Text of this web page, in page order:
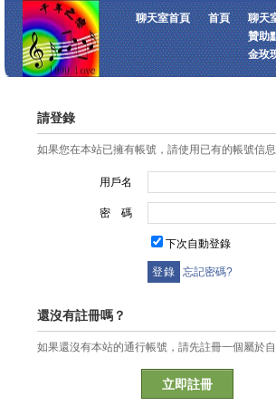
聊天室首頁 首頁
聊天
贊助
金玫
請登錄
如果您在本站已擁有帳號，請使用已有的帳號信
用戶名
密 碼
下次自動登錄
忘記密碼?
還沒有註冊嗎？
如果還沒有本站的通行帳號，請先註冊一個屬於自
立即註冊